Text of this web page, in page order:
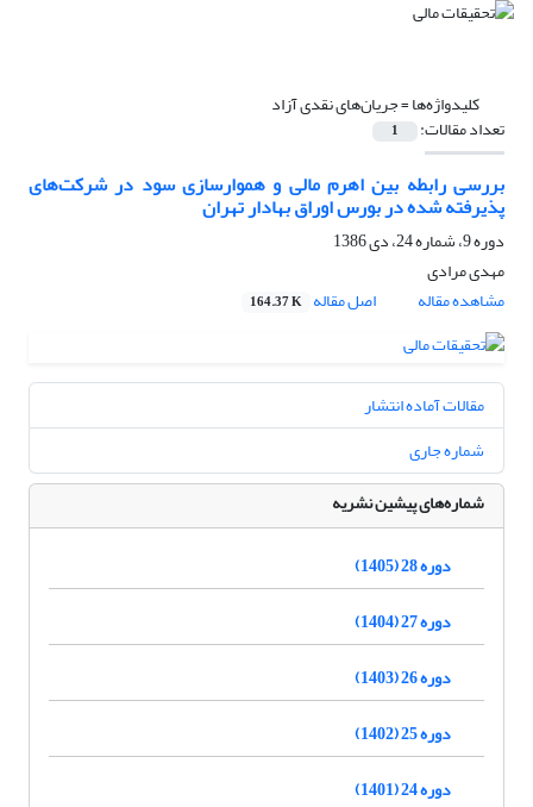
کلیدواژه‌ها =جریان‌های نقدی آزاد
تعداد مقالات: 1
بررسی رابطه بین اهرم مالی و هموار‌سازی سود در شرکت‌های
پذیرفته شده در بورس اوراق بهادار تهران
دوره 9، شماره 24، دی 1386
مهدی مرادی
مشاهده مقاله
اصل مقاله 164.37 K
مقالات آماده انتشار
شماره جاری
شماره‌های پیشین نشریه
دوره 28 (1405)
دوره 27 (1404)
دوره 26 (1403)
دوره 25 (1402)
دوره 24 (1401)